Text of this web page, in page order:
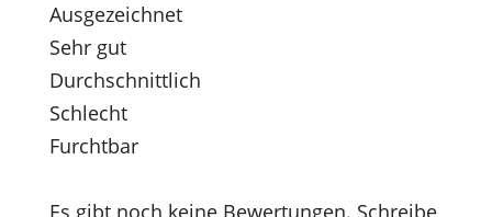
Ausgezeichnet
Sehr gut
Durchschnittlich
Schlecht
Furchtbar